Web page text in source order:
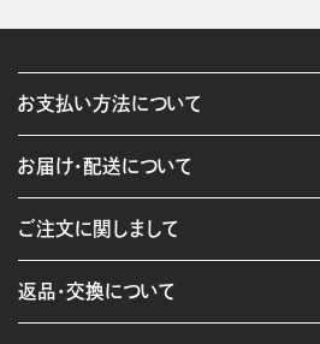
お支払い方法について
お届け・配送について
ご注文に関しまして
返品・交換について